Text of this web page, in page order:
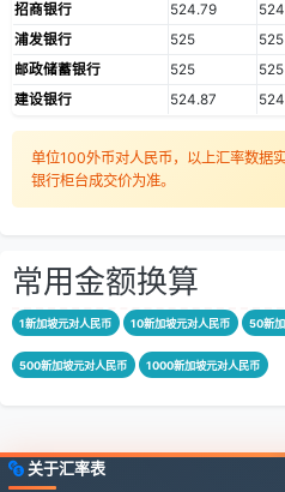
招商银行
524.79
浦发银行
525 525
邮政储蓄银行
525 525
建设银行
524.87
单位100外币对人民币，以上汇率数据
银行柜台成交价为准。
常用金额换算
1新加坡元对人民币 10新加坡元对人民币 50新
500新加坡元对人民币 1000新加坡元对人民币
关于汇率表